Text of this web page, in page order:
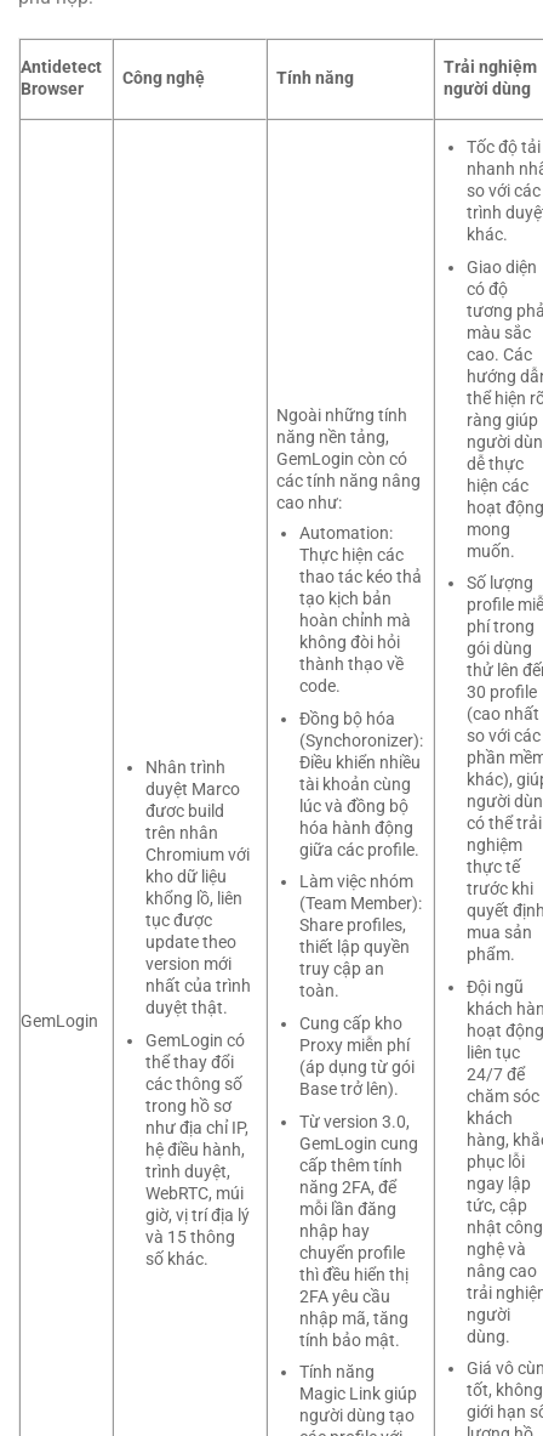
Antidetect
Browser
Công nghệ Tính năng
Trải nghiệm
người dùng
GemLogin
Nhân trình
duyệt Marco
đươc build
trên nhân
Chromium với
kho dữ liệu
khổng lồ, liên
tục được
update theo
version mới
nhất của trình
duyệt thật.
GemLogin có
thể thay đổi
các thông số
trong hồ sơ
như địa chỉ IP,
hệ điều hành,
trình duyệt,
WebRTC, múi
giờ, vị trí địa lý
và 15 thông
số khác.
Ngoài những tính
năng nền tảng,
GemLogin còn có
các tính năng nâng
cao như:
Automation:
Thực hiện các
thao tác kéo thả
tạo kịch bản
hoàn chỉnh mà
không đòi hỏi
thành thạo về
code.
Đồng bộ hóa
(Synchoronizer):
Điều khiển nhiều
tài khoản cùng
lúc và đồng bộ
hóa hành động
giữa các profile.
Làm việc nhóm
(Team Member):
Share profiles,
thiết lập quyền
truy cập an
toàn.
Cung cấp kho
Proxy miễn phí
(áp dụng từ gói
Base trở lên).
Từ version 3.0,
GemLogin cung
cấp thêm tính
năng 2FA, để
mỗi lần đăng
nhập hay
chuyển profile
thì đều hiển thị
2FA yêu cầu
nhập mã, tăng
tính bảo mật.
Tính năng
Magic Link giúp
người dùng tạo
Tốc độ tải
nhanh
so với các
trình
khác.
Giao diện
có độ
tương
màu sắc
cao. Các
hướng
thể hiện
ràng giúp
người
dễ thực
hiện các
hoạt động
mong
muốn.
Số lượng
profile
phí trong
gói dùng
thử lên
30 profile
(cao nhất
so với các
phần
khác),
người
có thể trải
nghiệm
thực tế
trước khi
quyết
mua sản
phẩm.
Đội ngũ
khách
hoạt động
liên tục
24/7 để
chăm sóc
khách
hàng,
phục lỗi
ngay lập
tức, cập
nhật công
nghệ và
nâng cao
trải
người
dùng.
Giá vô
tốt, không
giới hạn